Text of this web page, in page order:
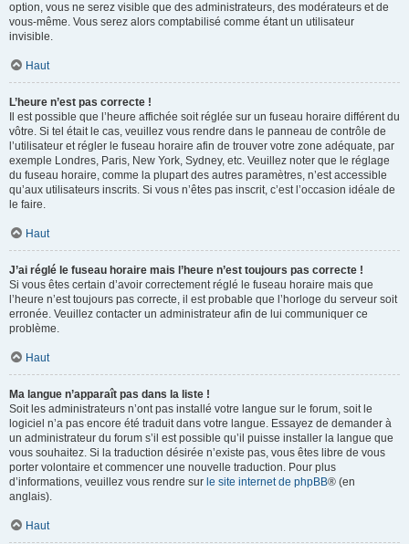
option, vous ne serez visible que des administrateurs, des modérateurs et de
vous-même. Vous serez alors comptabilisé comme étant un utilisateur
invisible.
Haut
L’heure n’est pas correcte !
Il est possible que l’heure affichée soit réglée sur un fuseau horaire différent du
vôtre. Si tel était le cas, veuillez vous rendre dans le panneau de contrôle de
l’utilisateur et régler le fuseau horaire afin de trouver votre zone adéquate, par
exemple Londres, Paris, New York, Sydney, etc. Veuillez noter que le réglage
du fuseau horaire, comme la plupart des autres paramètres, n’est accessible
qu’aux utilisateurs inscrits. Si vous n’êtes pas inscrit, c’est l’occasion idéale de
le faire.
Haut
J’ai réglé le fuseau horaire mais l’heure n’est toujours pas correcte !
Si vous êtes certain d’avoir correctement réglé le fuseau horaire mais que
l’heure n’est toujours pas correcte, il est probable que l’horloge du serveur soit
erronée. Veuillez contacter un administrateur afin de lui communiquer ce
problème.
Haut
Ma langue n’apparaît pas dans la liste !
Soit les administrateurs n’ont pas installé votre langue sur le forum, soit le
logiciel n’a pas encore été traduit dans votre langue. Essayez de demander à
un administrateur du forum s’il est possible qu’il puisse installer la langue que
vous souhaitez. Si la traduction désirée n’existe pas, vous êtes libre de vous
porter volontaire et commencer une nouvelle traduction. Pour plus
d’informations, veuillez vous rendre sur le site internet de phpBB® (en
anglais).
Haut